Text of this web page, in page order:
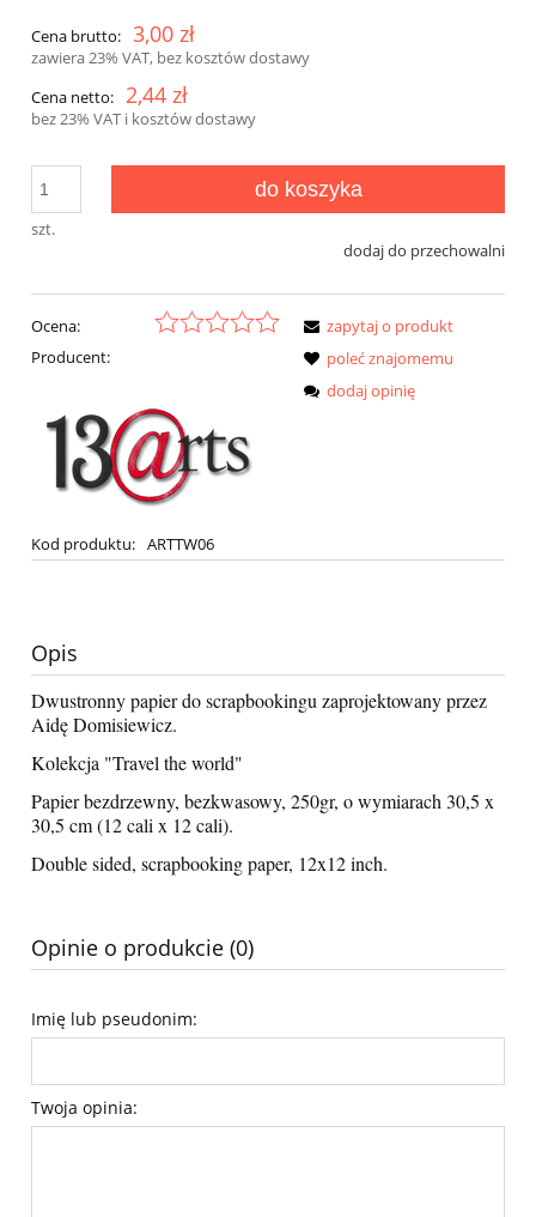
Cena brutto: 3,00 zł
zawiera 23% VAT, bez kosztów dostawy
Cena netto:
2,44 zł
bez 23% VAT i kosztów dostawy
szt.
do koszyka
dodaj do przechowalni
Ocena:
Producent:
Kod produktu: ARTTW06
zapytaj o produkt
poleć znajomemu
dodaj opinię
Opis
Dwustronny papier do scrapbookingu zaprojektowany przez
Aidę Domisiewicz.
Kolekcja "Travel the world"
Papier bezdrzewny, bezkwasowy, 250gr, o wymiarach 30,5 x
30,5 cm (12 cali x 12 cali).
Double sided, scrapbooking paper, 12x12 inch.
Opinie o produkcie (0)
Imię lub pseudonim:
Twoja opinia: